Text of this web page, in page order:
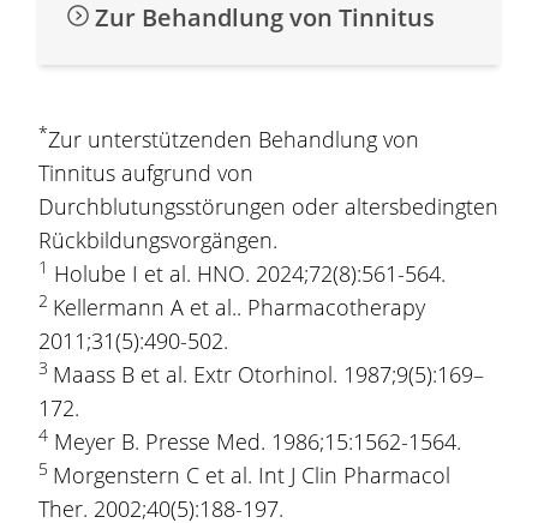
Zur Behandlung von Tinnitus
*Zur unterstützenden Behandlung von
Tinnitus aufgrund von
Durchblutungsstörungen oder altersbedingten
Rückbildungsvorgängen.
1 Holube I et al. HNO. 2024;72(8):561-564.
2 Kellermann A et al.. Pharmacotherapy
2011;31(5):490-502.
3 Maass B et al. Extr Otorhinol. 1987;9(5):169–
172.
4 Meyer B. Presse Med. 1986;15:1562-1564.
5 Morgenstern C et al. Int J Clin Pharmacol
Ther. 2002;40(5):188-197.